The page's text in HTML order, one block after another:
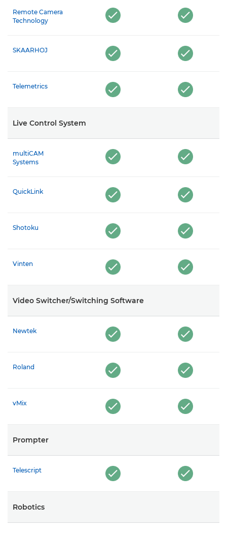
Remote Camera
Technology
SKAARHOJ
Telemetrics
Live Control System
multiCAM
Systems
QuickLink
Shotoku
Vinten
Video Switcher/Switching Software
Newtek
Roland
vMix
Prompter
Telescript
Robotics